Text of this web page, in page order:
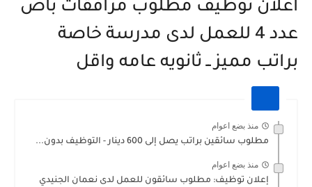
اعلان توظيف مطلوب مرافقات باص
عدد 4 للعمل لدى مدرسة خاصة
براتب مميز ــ ثانويه عامه واقل
منذ بضع اعوام
مطلوب سائقين براتب يصل إلى 600 دينار - التوظيف بدون...
منذ بضع اعوام
إعلان توظيف: مطلوب سائقون للعمل لدى نعمان الجنيدي